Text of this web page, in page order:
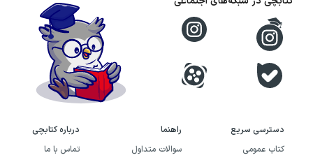
دسترسی سریع
کتاب عمومی
راهنما
سوالات متداول
درباره کتابچی
تماس با ما